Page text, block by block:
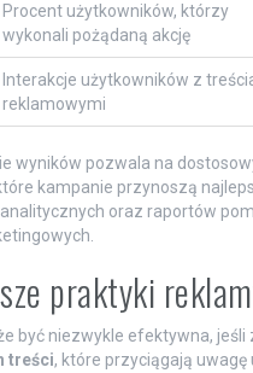
Procent użytkowników, którzy
wykonali pożądaną akcję
Interakcje użytkowników z
reklamowymi
wyników pozwala na
kampanie przynoszą
oraz raportów
praktyki
być niezwykle efektywna,
treści, które przyciągają